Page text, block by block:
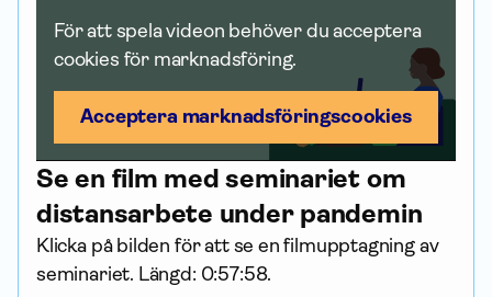
För att spela videon behöver du acceptera
cookies för marknadsföring.
Acceptera marknadsförings­cookies
Se en film med seminariet om
distansarbete under pandemin
Klicka på bilden för att se en filmupptagning av
seminariet. Längd: 0:57:58.